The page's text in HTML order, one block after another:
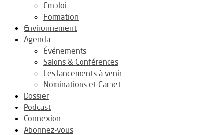
Emploi
Formation
Environnement
Agenda
Événements
Salons & Conférences
Les lancements à venir
Nominations et Carnet
Dossier
Podcast
Connexion
Abonnez-vous